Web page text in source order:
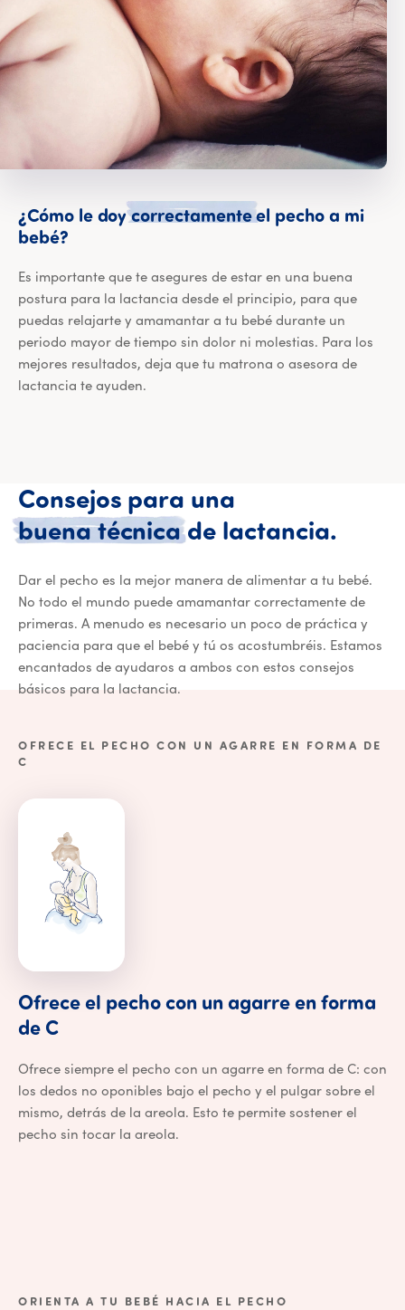
¿Cómo le doy correctamente el pecho a mi
bebé?¿Cómo le doy correctamente el pecho a
Es importante que te asegures de estar en una buena
postura para la lactancia desde el principio, para que
puedas relajarte y amamantar a tu bebé durante un
periodo mayor de tiempo sin dolor ni molestias. Para los
mejores resultados, deja que tu matrona o asesora de
lactancia te ayuden.
Consejos para una
buena técnica de lactancia.
Dar el pecho es la mejor manera de alimentar a tu bebé.
No todo el mundo puede amamantar correctamente de
primeras. A menudo es necesario un poco de práctica y
paciencia para que el bebé y tú os acostumbréis. Estamos
encantados de ayudaros a ambos con estos consejos
básicos para la lactancia.
OFRECE EL PECHO CON UN AGARRE EN FORMA DE
C
Ofrece el pecho con un agarre en forma
de COfrece el pecho con un agarre en
Ofrece siempre el pecho con un agarre en forma de C: con
los dedos no oponibles bajo el pecho y el pulgar sobre el
mismo, detrás de la areola. Esto te permite sostener el
pecho sin tocar la areola.
ORIENTA A TU BEBÉ HACIA EL PECHO